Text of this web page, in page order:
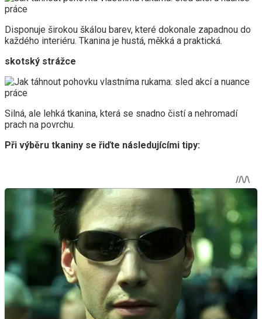
Disponuje širokou škálou barev, které dokonale zapadnou do
každého interiéru. Tkanina je hustá, měkká a praktická.
skotský strážce
Silná, ale lehká tkanina, která se snadno čistí a nehromadí
prach na povrchu.
Při výběru tkaniny se řiďte následujícími tipy: